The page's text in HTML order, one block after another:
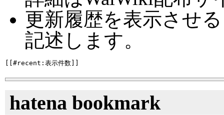
更新履歴を表示させ
記述します。
hatena bookmark